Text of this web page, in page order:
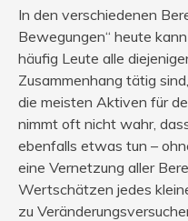
In den verschiedenen
Bewegungen“ heute
häufig Leute alle
Zusammenhang tätig
die meisten Aktiven für
nimmt oft nicht wahr,
ebenfalls etwas tun –
eine Vernetzung aller
Wertschätzen jedes
zu